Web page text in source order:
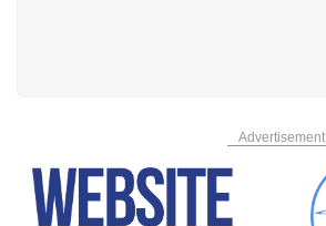
Advertisement